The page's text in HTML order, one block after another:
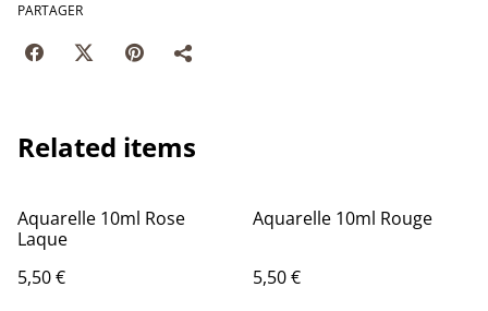
PARTAGER
Related items
Aquarelle 10ml Rose
Laque
5,50 €
Aquarelle 10ml Rouge
5,50 €